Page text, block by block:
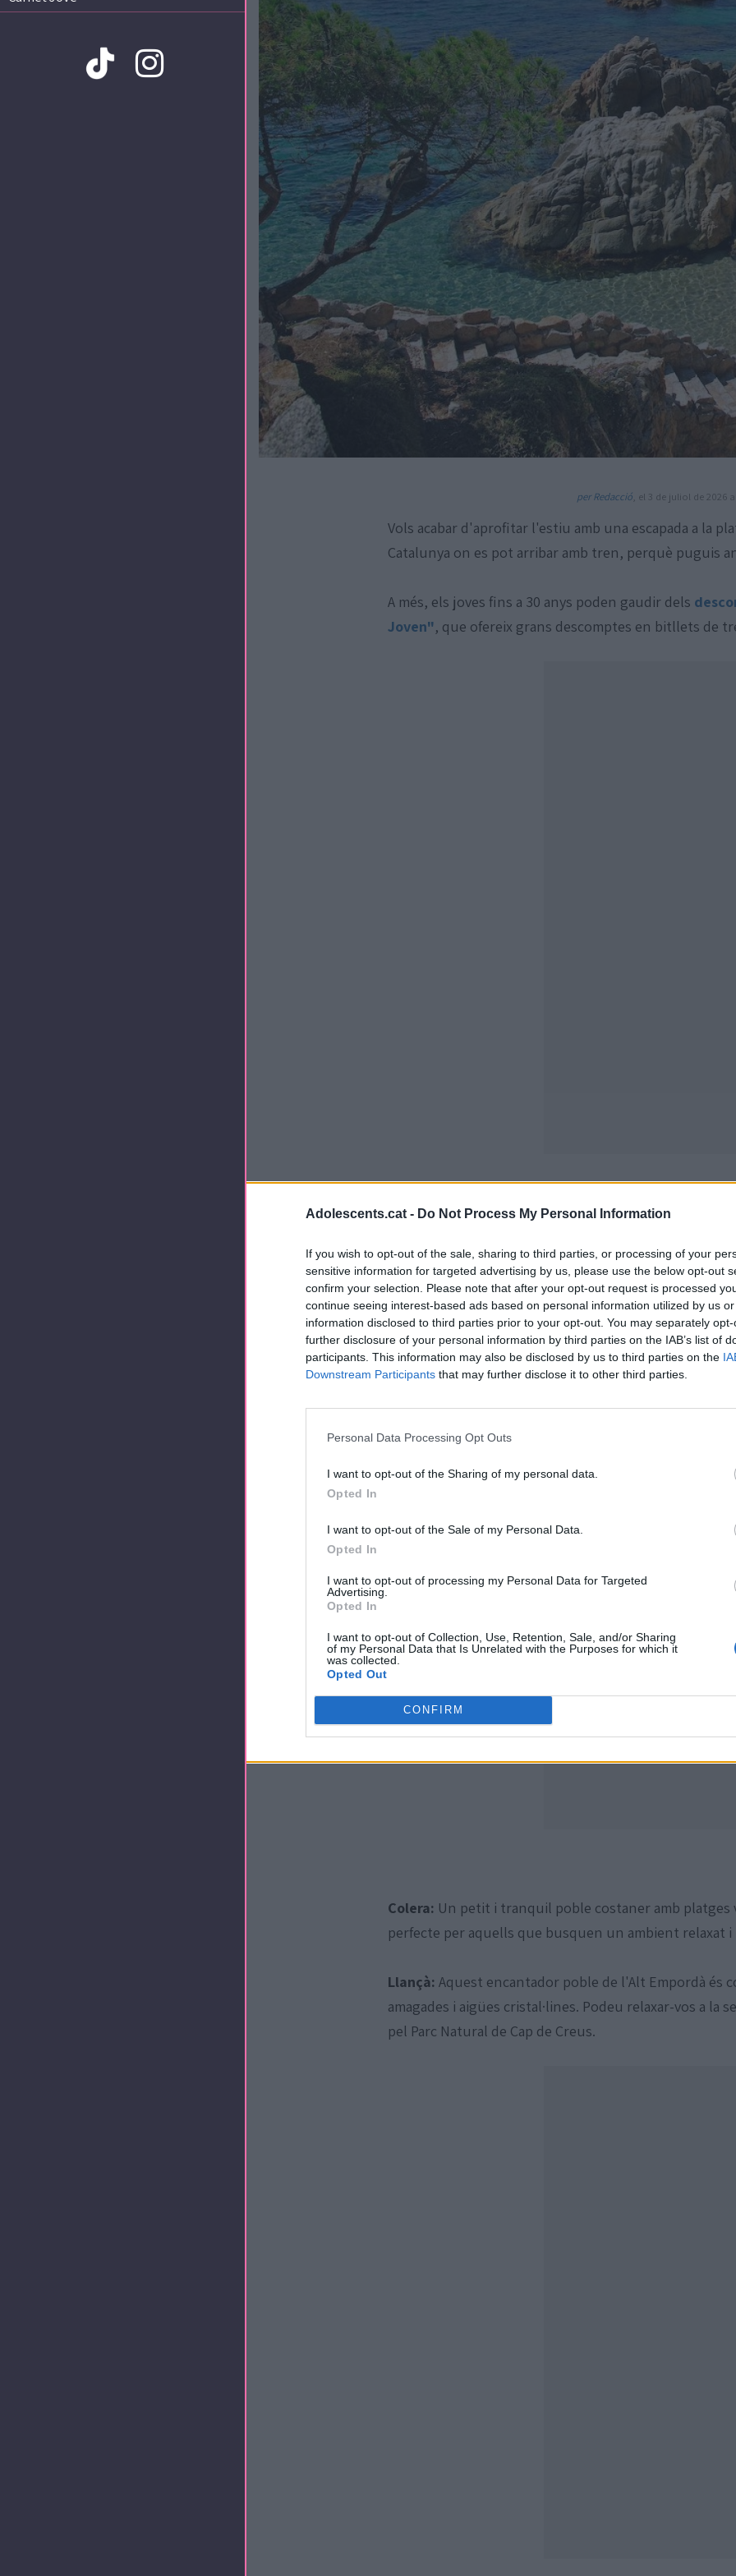
Adolescents.cat - Do Not Process My Personal Information
If you wish to opt-out of the sale, sharing to third parties, or processing of your
sensitive information for targeted advertising by us, please use the below opt-out
confirm your selection. Please note that after your opt-out request is processed
continue seeing interest-based ads based on personal information utilized by us
information disclosed to third parties prior to your opt-out. You may separately
further disclosure of your personal information by third parties on the IAB’s list of
participants. This information may also be disclosed by us to third parties on the
Downstream Participants that may further disclose it to other third parties.
Personal Data Processing Opt Outs
I want to opt-out of the Sharing of my personal data.
Opted In
I want to opt-out of the Sale of my Personal Data.
Opted In
I want to opt-out of processing my Personal Data for Targeted
Advertising.
Opted In
I want to opt-out of Collection, Use, Retention, Sale, and/or Sharing
of my Personal Data that Is Unrelated with the Purposes for which it
was collected.
Opted Out
CONFIRM
per Redacció, el 3 de juliol de 2026 a
Vols acabar d'aprofitar l'estiu amb una escapada a la
Catalunya on es pot arribar amb tren, perquè puguis
A més, els joves fins a 30 anys poden gaudir dels
Joven", que ofereix grans descomptes en bitllets de
A continuació, una selecció de les millors platges de
Girona
Portbou: Gairebé arribant a França, un dels municipis
trajecte en tren des de Barcelona és d'unes dues
Colera: Un petit i tranquil poble costaner amb platges
perfecte per aquells que busquen un ambient relaxat i
Llançà: Aquest encantador poble de l'Alt Empordà és
amagades i aigües cristal·lines. Podeu relaxar-vos a la
pel Parc Natural de Cap de Creus.